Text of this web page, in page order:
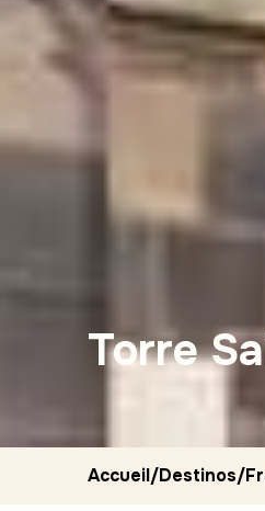
Torre
Accueil/Destinos/